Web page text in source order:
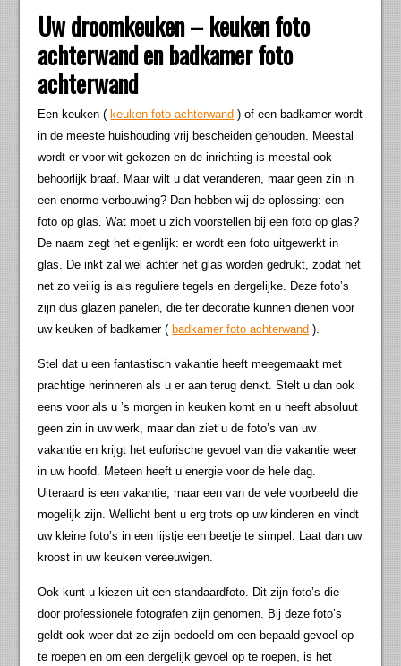
Uw droomkeuken – keuken foto
achterwand en badkamer foto
achterwand
Een keuken ( keuken foto achterwand ) of een badkamer wordt
in de meeste huishouding vrij bescheiden gehouden. Meestal
wordt er voor wit gekozen en de inrichting is meestal ook
behoorlijk braaf. Maar wilt u dat veranderen, maar geen zin in
een enorme verbouwing? Dan hebben wij de oplossing: een
foto op glas. Wat moet u zich voorstellen bij een foto op glas?
De naam zegt het eigenlijk: er wordt een foto uitgewerkt in
glas. De inkt zal wel achter het glas worden gedrukt, zodat het
net zo veilig is als reguliere tegels en dergelijke. Deze foto’s
zijn dus glazen panelen, die ter decoratie kunnen dienen voor
uw keuken of badkamer ( badkamer foto achterwand ).
Stel dat u een fantastisch vakantie heeft meegemaakt met
prachtige herinneren als u er aan terug denkt. Stelt u dan ook
eens voor als u ’s morgen in keuken komt en u heeft absoluut
geen zin in uw werk, maar dan ziet u de foto’s van uw
vakantie en krijgt het euforische gevoel van die vakantie weer
in uw hoofd. Meteen heeft u energie voor de hele dag.
Uiteraard is een vakantie, maar een van de vele voorbeeld die
mogelijk zijn. Wellicht bent u erg trots op uw kinderen en vindt
uw kleine foto’s in een lijstje een beetje te simpel. Laat dan uw
kroost in uw keuken vereeuwigen.
Ook kunt u kiezen uit een standaardfoto. Dit zijn foto’s die
door professionele fotografen zijn genomen. Bij deze foto’s
geldt ook weer dat ze zijn bedoeld om een bepaald gevoel op
te roepen en om een dergelijk gevoel op te roepen, is het